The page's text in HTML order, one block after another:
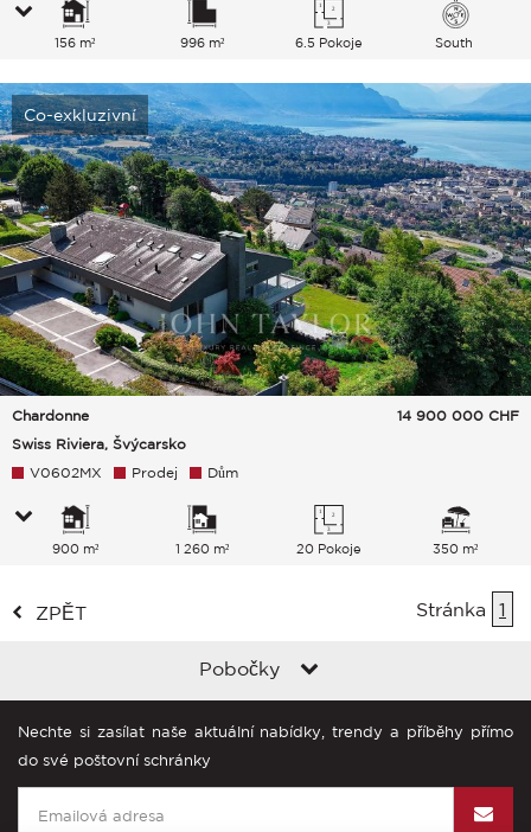
156 m² 996 m² 6.5 Pokoje South
Co-exkluzivní
Chardonne
Swiss Riviera, Švýcarsko
14 900 000 CHF
V0602MX Prodej Dům
900 m² 1 260 m² 20 Pokoje 350 m²
ZPĚT Stránka 1
Pobočky
Nechte si zasílat naše aktuální nabídky, trendy a příběhy přímo
do své poštovní schránky